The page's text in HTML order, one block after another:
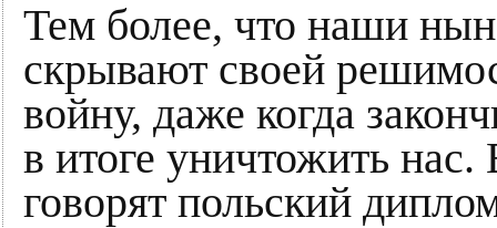
Тем более, что наши
скрывают своей
войну, даже когда
в итоге уничтожить
говорят польский